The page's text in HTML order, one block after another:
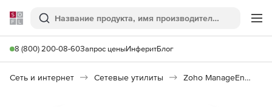
Softline
Поиск
8 (800) 200-08-60Запрос ценыИнферитБлог
Сеть и интернет Сетевые утилиты Zoho ManageEngine AssetExplorer